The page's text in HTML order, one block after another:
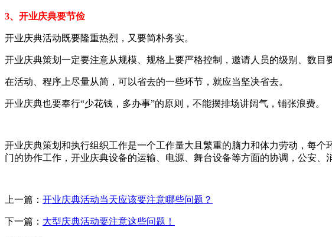
3、开业庆典要节俭
开业庆典活动既要隆重热烈，又要简朴务实。
开业庆典策划一定要注意从规模、规格上要严格控制，邀请人员的级别、数目
在活动、程序上尽量从简，可以省去的一些环节，就应当坚决省去。
开业庆典也要奉行“少花钱，多办事”的原则，不能摆排场讲阔气，铺张浪费。
开业庆典策划和执行组织工作是一个工作量大且繁重的脑力和体力劳动，每
门的协作工作，开业庆典设备的运输、电源、舞台设备等方面的协调，公安
上一篇： 开业庆典活动当天应该要注意哪些问题？
下一篇： 大型庆典活动要注意这些问题！